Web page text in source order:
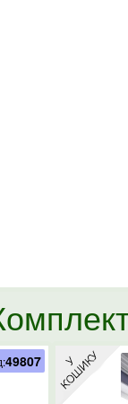
49807